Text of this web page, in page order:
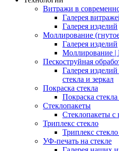
Витражи в
Галерея
Галерея изделий
Моллирование
Галерея изделий
Моллирование |
Пескоструйная
Галерея
стекла и зеркал
Покраска стекла
Покраска
Стеклопакеты
Стеклопакеты с
Триплекс стекло
Триплекс
УФ-печать на стекле